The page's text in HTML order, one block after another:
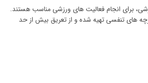
برای انجام فعالیت های ورزشی مناسب هستند.
های تنفسی تهیه شده و از تعریق بیش از حد